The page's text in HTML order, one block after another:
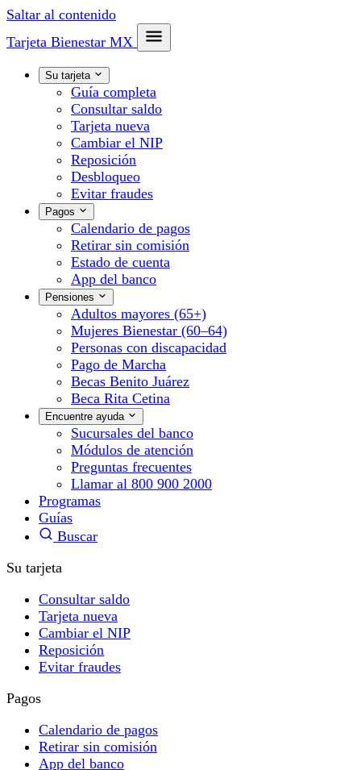
Saltar al contenido
Tarjeta Bienestar MX
Su tarjeta
Guía completa
Consultar saldo
Tarjeta nueva
Cambiar el NIP
Reposición
Desbloqueo
Evitar fraudes
Pagos
Calendario de pagos
Retirar sin comisión
Estado de cuenta
App del banco
Pensiones
Adultos mayores (65+)
Mujeres Bienestar (60–64)
Personas con discapacidad
Pago de Marcha
Becas Benito Juárez
Beca Rita Cetina
Encuentre ayuda
Sucursales del banco
Módulos de atención
Preguntas frecuentes
Llamar al 800 900 2000
Programas
Guías
Buscar
Su tarjeta
Consultar saldo
Tarjeta nueva
Cambiar el NIP
Reposición
Evitar fraudes
Pagos
Calendario de pagos
Retirar sin comisión
App del banco